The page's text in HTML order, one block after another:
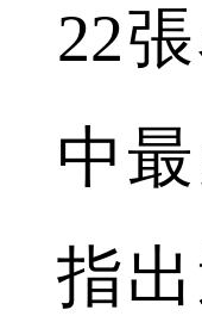
22
中
指